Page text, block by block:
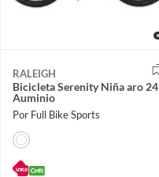
RALEIGH
Bicicleta Serenity Niña aro 24
Auminio
Por Full Bike Sports